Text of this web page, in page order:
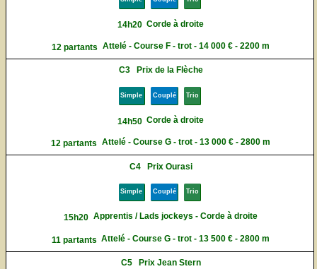
14h20 Corde à droite
12 partants Attelé - Course F - trot - 14 000 € - 2200 m
C3 Prix de la Flèche
Simple Couplé Trio
14h50 Corde à droite
12 partants Attelé - Course G - trot - 13 000 € - 2800 m
C4 Prix Ourasi
Simple Couplé Trio
15h20 Apprentis / Lads jockeys - Corde à droite
11 partants Attelé - Course G - trot - 13 500 € - 2800 m
C5 Prix Jean Stern